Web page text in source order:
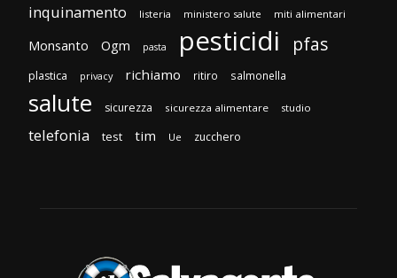
inquinamento listeria ministero salute miti alimentari
Monsanto Ogm pasta pesticidi pfas
plastica privacy richiamo ritiro salmonella
salute sicurezza sicurezza alimentare studio
telefonia test tim Ue zucchero